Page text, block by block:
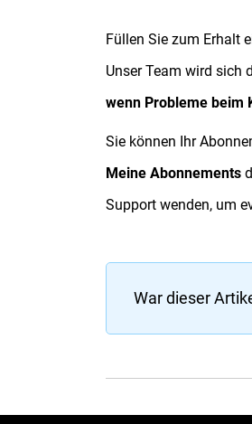
Füllen Sie zum Erhalt
Unser Team wird sich
wenn Probleme beim
Sie können Ihr
Meine Abonnements
Support wenden, um
War dieser